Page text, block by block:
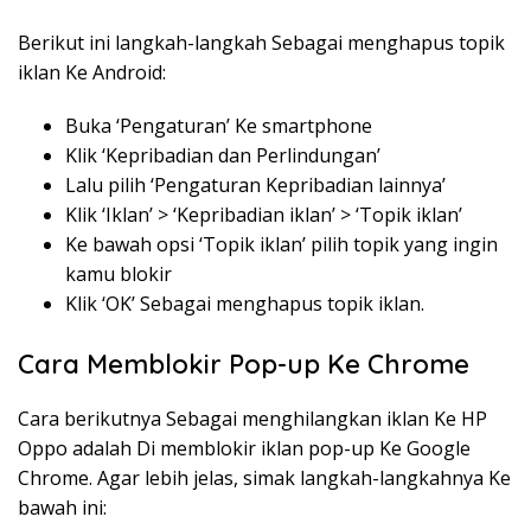
Berikut ini langkah-langkah Sebagai menghapus topik
iklan Ke Android:
Buka ‘Pengaturan’ Ke smartphone
Klik ‘Kepribadian dan Perlindungan’
Lalu pilih ‘Pengaturan Kepribadian lainnya’
Klik ‘Iklan’ > ‘Kepribadian iklan’ > ‘Topik iklan’
Ke bawah opsi ‘Topik iklan’ pilih topik yang ingin
kamu blokir
Klik ‘OK’ Sebagai menghapus topik iklan.
Cara Memblokir Pop-up Ke Chrome
Cara berikutnya Sebagai menghilangkan iklan Ke HP
Oppo adalah Di memblokir iklan pop-up Ke Google
Chrome. Agar lebih jelas, simak langkah-langkahnya Ke
bawah ini: